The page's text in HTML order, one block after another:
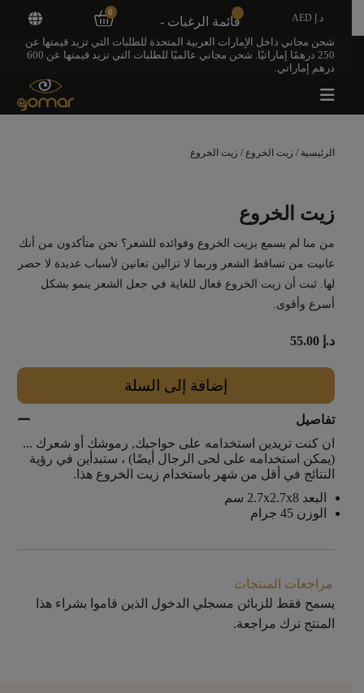
شحن مجاني داخل الإمارات العربية المتحدة للطلبات التي تزيد قيمتها عن
250 درهمًا إماراتيًا. شحن مجاني عالميًا للطلبات التي تزيد قيمتها عن 600
درهم إماراتي.
الرئيسية / زيت الخروع/ زيت الخروع
زيت الخروع
من منا لم يسمع بزيت الخروع وفوائده للشعر؟ نحن متأكدون من أنك
عانيت من تساقط الشعر وربما لا تزالين تعانين لأسباب عديدة لا حصر
لها. ثبت أن زيت الخروع فعال للغاية في جعل الشعر ينمو بشكل
أسرع وأقوى.
د.إ
إضافة إلى السلة
تفاصيل
ان كنت تريدين استخدامه على حواجبك, رموشك أو شعرك ...
(يمكن استخدامه على لحى الرجال أيضًا) ، ستبدأين في رؤية
النتائج في أقل من شهر باستخدام زيت الخروع هذا.
البعد 2.7x2.7x8 سم
الوزن 45 جرام
مراجعات المنتجات
يسمح فقط للزبائن مسجلي الدخول الذين قاموا بشراء هذا
المنتج ترك مراجعة.
د.إ AED قائمة الرغبات -
0